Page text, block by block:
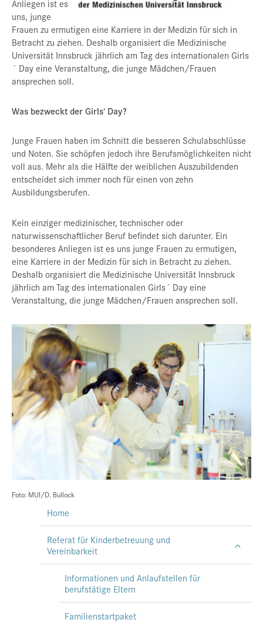
Presse
Jobs
Kontakt
Datenschutz
Anliegen ist es
uns, junge
Frauen zu ermutigen eine Karriere in der Medizin für sich in
Betracht zu ziehen. Deshalb organisiert die Medizinische
Universität Innsbruck jährlich am Tag des internationalen Girls
´ Day eine Veranstaltung, die junge Mädchen/Frauen
ansprechen soll.
Was bezweckt der Girls‘ Day?
Junge Frauen haben im Schnitt die besseren Schulabschlüsse
und Noten. Sie schöpfen jedoch ihre Berufsmöglichkeiten nicht
voll aus. Mehr als die Hälfte der weiblichen Auszubildenden
entscheidet sich immer noch für einen von zehn
Ausbildungsberufen.
Kein einziger medizinischer, technischer oder
naturwissenschaftlicher Beruf befindet sich darunter. Ein
besonderes Anliegen ist es uns junge Frauen zu ermutigen,
eine Karriere in der Medizin für sich in Betracht zu ziehen.
Deshalb organisiert die Medizinische Universität Innsbruck
jährlich am Tag des internationalen Girls´ Day eine
Veranstaltung, die junge Mädchen/Frauen ansprechen soll.
Foto: MUI/D. Bullock
Home
Referat für Kinderbetreuung und
Vereinbarkeit
Informationen und Anlaufstellen für
berufstätige Eltern
Familienstartpaket